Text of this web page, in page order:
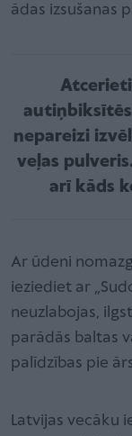
ādas izsušanas
autiņbiksītēs
nepareizi
veļas
arī kāds
Ar ūdeni
ieziediet ar
neuzlabojas,
parādās baltas
palīdzības pie
Latvijas vecāku